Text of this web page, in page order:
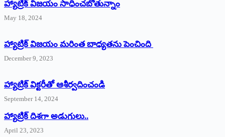
హ్యాట్రిక్‌ విజయం సాధించబోతున్నాం
May 18, 2024
హ్యాట్రిక్ విజయం మరింత బాధ్యతను పెంచింది
December 9, 2023
హ్యాట్రిక్‌ ‌విక్టరీతో ఆశీర్వదించండి
September 14, 2024
‌హ్యాట్రిక్‌ ‌దిశగా అడుగులు..
April 23, 2023